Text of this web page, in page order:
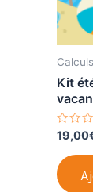
Calculs
Kit
N
e
0
s
19,00